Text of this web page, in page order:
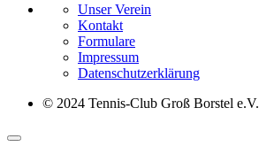
Unser Verein
Kontakt
Formulare
Impressum
Datenschutz­erklärung
© 2024 Tennis-Club Groß Borstel e.V.